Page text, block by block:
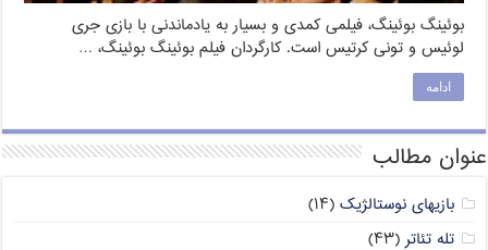
بوئینگ بوئینگ، فیلمی کمدی و بسیار به یادماندنی با بازی جری
لوئیس و تونی کرتیس است. کارگردان فیلم بوئینگ بوئینگ، …
ادامه
عنوان مطالب
بازیهای نوستالژیک (۱۴)
تله تئاتر(۴۳)